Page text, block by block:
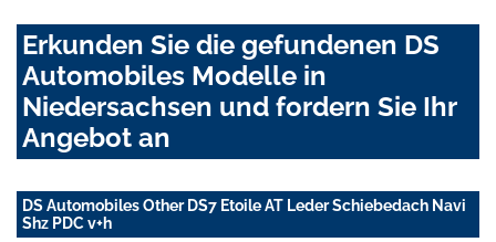
Erkunden Sie die gefundenen DS
Automobiles Modelle in
Niedersachsen und fordern Sie Ihr
Angebot an
DS Automobiles Other DS7 Etoile AT Leder Schiebedach Navi
Shz PDC v+h